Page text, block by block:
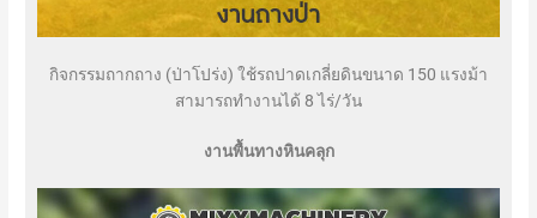
กิจกรรมถากถาง (ป่าโปร่ง) ใช้รถปาดเกลี่ยดินขนาด 150 แรงม้า
สามารถทำงานได้ 8 ไร่/วัน
งานพื้นทางหินคลุก